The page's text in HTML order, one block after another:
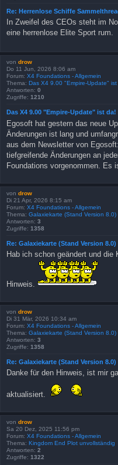
Re: Herrenlose Schiffe
In Zweifel des CEOs steht im
eine herrenlose Elite Sport rum.
von drow
Do 11 Jun, 2026 8:06 am
Forum: X4 Foundations - Allgemein
Thema: Das X4 9.00 "Empire-Update" ist
Antworten: 0
Zugriffe: 1210
Das X4 9.00 "Empire-Update" ist da!
Egosoft hat gestern das neue
Änderungen ist lang und
aus dem Newsletter von
tiefgreifende Änderungen an
Foundations vorgenommen. Es
von drow
Di 21 Apr, 2026 8:15 am
Forum: X4 Foundations - Allgemein
Thema: Galaxiekarte (Stand Version 8.0)
Antworten: 3
Zugriffe: 1358
Re: Galaxiekarte (Stand Version
Hab ich schon geändert und
Hinweis.
von drow
Di 31 Mär, 2026 10:34 am
Forum: X4 Foundations - Allgemein
Thema: Galaxiekarte (Stand Version 8.0)
Antworten: 3
Zugriffe: 1358
Re: Galaxiekarte (Stand Version
Danke für den Hinweis, ist mir
aktualisiert.
von drow
Sa 20 Dez, 2025 11:56 pm
Forum: X4 Foundations - Allgemein
Thema: Kingdom End Plot unvollständig
Antworten: 2
Zugriffe: 1322